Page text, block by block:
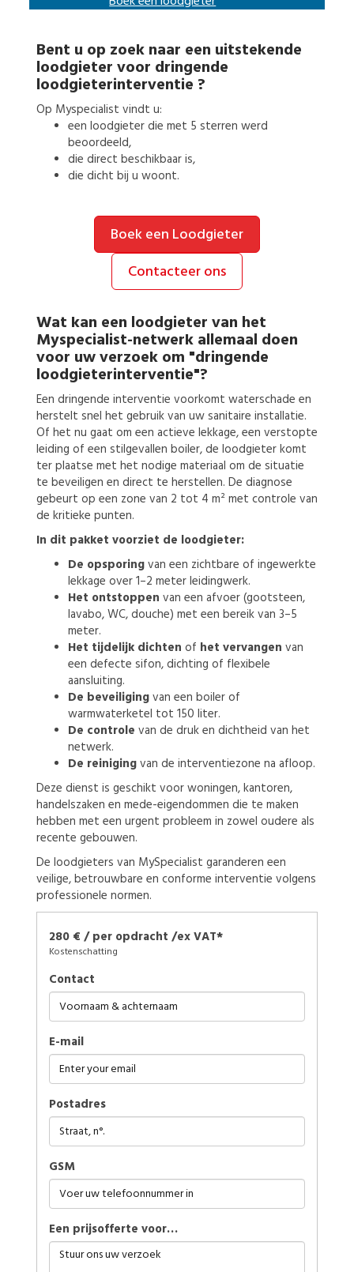
Bent u op zoek naar een uitstekende
loodgieter voor dringende
loodgieterinterventie ?
Op Myspecialist vindt u:
een loodgieterdie met 5 sterren werd
beoordeeld,
die direct beschikbaar is,
die dicht bij u woont.
Boek een Loodgieter
Contacteer ons
Wat kan een loodgieter van het
Myspecialist-netwerk allemaal doen
voor uw verzoek om "dringende
loodgieterinterventie"?
Een dringende interventie voorkomt waterschade en
herstelt snel het gebruik van uw sanitaire installatie.
Of het nu gaat om een actieve lekkage, een verstopte
leiding of een stilgevallen boiler, de loodgieter komt
ter plaatse met het nodige materiaal om de situatie
te beveiligen en direct te herstellen. De diagnose
gebeurt op een zone van 2 tot 4 m² met controle van
de kritieke punten.
In dit pakket voorziet de loodgieter:
De opsporingvan een zichtbare of ingewerkte
lekkage over 1–2 meter leidingwerk.
Het ontstoppen van een afvoer (gootsteen,
lavabo, WC, douche) met een bereik van 3–5
meter.
Het tijdelijk dichten of het vervangen van
een defecte sifon, dichting of flexibele
aansluiting.
De beveiligingvan een boiler of
warmwaterketel tot 150 liter.
De controle van de druk en dichtheid van het
netwerk.
De reinigingvan de interventiezone na afloop.
Deze dienst is geschikt voor woningen, kantoren,
handelszaken en mede-eigendommen die te maken
hebben met een urgent probleem in zowel oudere als
recente gebouwen.
De loodgieters van MySpecialist garanderen een
veilige, betrouwbare en conforme interventie volgens
professionele normen.
280 € / per opdracht /ex VAT*
Kostenschatting
Contact
E-mail
Postadres
GSM
Een prijsofferte voor…